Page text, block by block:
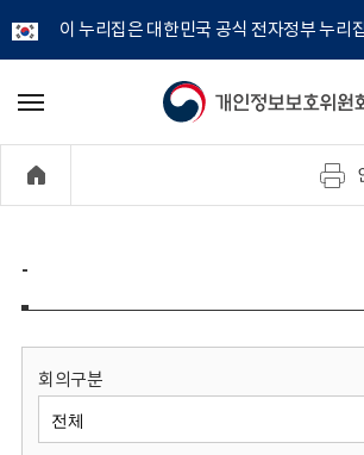
이 누리집은 대한민국 공식 전자정부 누리
개
정
보
메
기
-
회의구분